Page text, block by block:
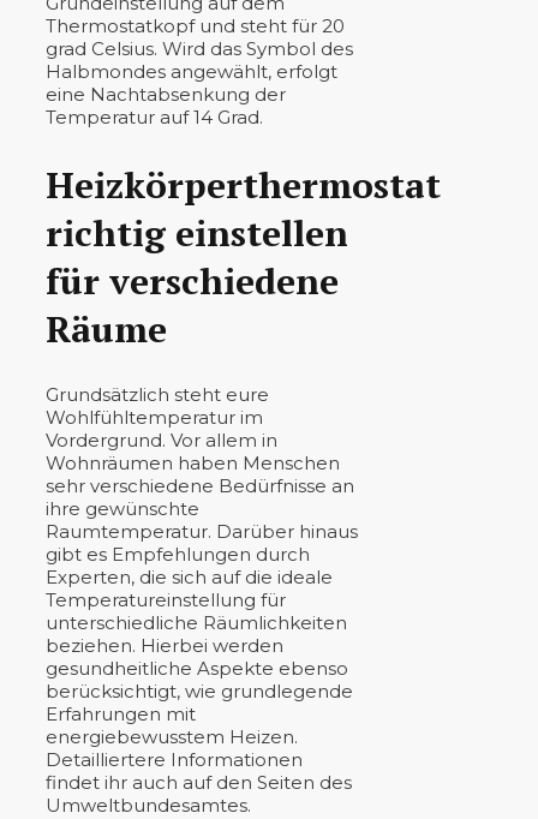
Thermostatkopf und steht für 20
grad Celsius. Wird das Symbol des
Halbmondes angewählt, erfolgt
eine Nachtabsenkung der
Temperatur auf 14 Grad.
Heizkörperthermostat
richtig einstellen
für verschiedene
Räume
Grundsätzlich steht eure
Wohlfühltemperatur im
Vordergrund. Vor allem in
Wohnräumen haben Menschen
sehr verschiedene Bedürfnisse an
ihre gewünschte
Raumtemperatur. Darüber hinaus
gibt es Empfehlungen durch
Experten, die sich auf die ideale
Temperatureinstellung für
unterschiedliche Räumlichkeiten
beziehen. Hierbei werden
gesundheitliche Aspekte ebenso
berücksichtigt, wie grundlegende
Erfahrungen mit
energiebewusstem Heizen.
Detailliertere Informationen
findet ihr auch auf den Seiten des
Umweltbundesamtes.